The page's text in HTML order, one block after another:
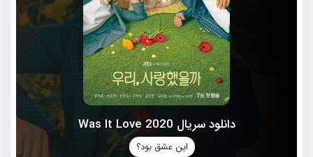
دانلود سریال 2020 Was It Love
این عشق بود؟